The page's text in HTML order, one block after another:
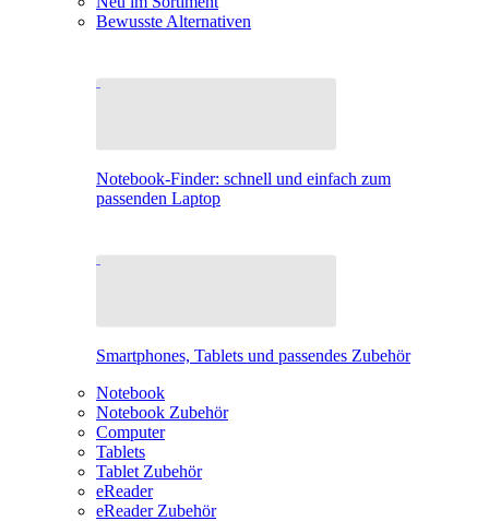
Bewusste Alternativen
Notebook-Finder: schnell und einfach zum
passenden Laptop
Smartphones, Tablets und passendes Zubehör
Notebook
Notebook Zubehör
Computer
Tablets
Tablet Zubehör
eReader
eReader Zubehör